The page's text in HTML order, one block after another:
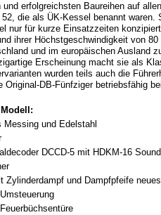
und erfolgreichsten Baureihen auf
die als ÜK-Kessel benannt
nur für kurze Einsatzzeiten
ihrer Höchstgeschwindigkeit von
und im europäischen Ausland
Erscheinung macht sie als
wurden teils auch die
Original-DB-Fünfziger betriebsfähig
und Edelstahl
DCCD-5 mit HDKM-16
Zylinderdampf und Dampfpfeife